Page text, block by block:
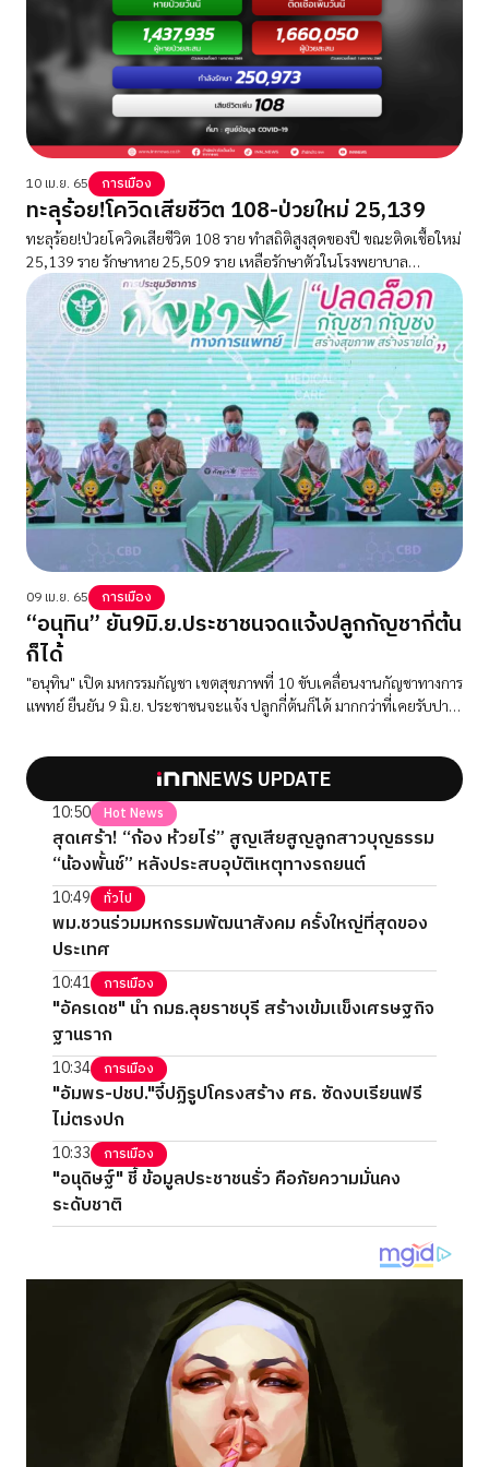
10 เม.ย. 65 การเมือง
ทะลุร้อย!โควิดเสียชีวิต 108-ป่วยใหม่ 25,139
ทะลุร้อย!ป่วยโควิดเสียชีวิต 108 ราย ทำสถิติสูงสุดของปี ขณะติดเชื้อใหม่
25,139 ราย รักษาหาย 25,509 ราย เหลือรักษาตัวในโรงพยาบาล
250,973 คน มีอาการปอดอักเสบ 1,993 ราย
09 เม.ย. 65 การเมือง
“อนุทิน” ยัน9มิ.ย.ประชาชนจดแจ้งปลูกกัญชากี่ต้น
ก็ได้
"อนุทิน" เปิด มหกรรมกัญชา เขตสุขภาพที่ 10 ขับเคลื่อนงานกัญชาทางการ
แพทย์ ยืนยัน 9 มิ.ย. ประชาชนจะแจ้ง ปลูกกี่ต้นก็ได้ มากกว่าที่เคยรับปาก
NEWS UPDATE
10:50 Hot News
สุดเศร้า! “ก้อง ห้วยไร่” สูญเสียสูญลูกสาวบุญธรรม
“น้องพั้นช์” หลังประสบอุบัติเหตุทางรถยนต์
10:49 ทั่วไป
พม.ชวนร่วมมหกรรมพัฒนาสังคม ครั้งใหญ่ที่สุดของ
ประเทศ
10:41 การเมือง
"อัครเดช" นำ กมธ.ลุยราชบุรี สร้างเข้มแข็งเศรษฐกิจ
ฐานราก
10:34 การเมือง
"อัมพร-ปชป."จี้ปฏิรูปโครงสร้าง ศธ. ซัดงบเรียนฟรี
ไม่ตรงปก
10:33 การเมือง
"อนุดิษฐ์" ชี้ ข้อมูลประชาชนรั่ว คือภัยความมั่นคง
ระดับชาติ